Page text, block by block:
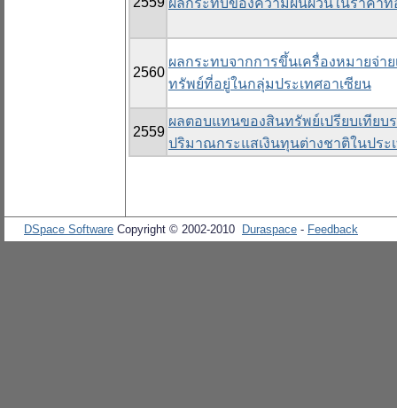
ผลกระทบของความผันผวนในราคา
2560
ผลกระทบจากการขึ้นเครื่องหมายจ่
ทรัพย์ที่อยู่ในกลุ่มประเทศอาเซียน
2559
ผลตอบแทนของสินทรัพย์เปรียบเทียบ
ปริมาณกระแสเงินทุนต่างชาติในประ
DSpace Software Copyright © 2002-2010 Duraspace - Feedback